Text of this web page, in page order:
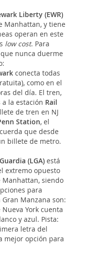
Liberty (EWR)
Manhattan, y tiene
operan en este
low cost. Para
nunca duerme
conecta todas
como en el
del día. El tren,
la estación Rail
de tren en NJ
Station, el
que desde
billete de metro.
(LGA) está
extremo opuesto
Manhattan, siendo
para
Manzana son:
York cuenta
y azul. Pista:
letra del
mejor opción para